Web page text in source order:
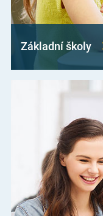
Základní školy